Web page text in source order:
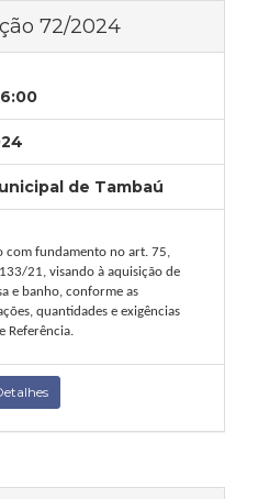
72/2024
de Tambaú
com fundamento no art. 75,
21, visando à aquisição de
e banho, conforme as
quantidades e exigências
Referência.